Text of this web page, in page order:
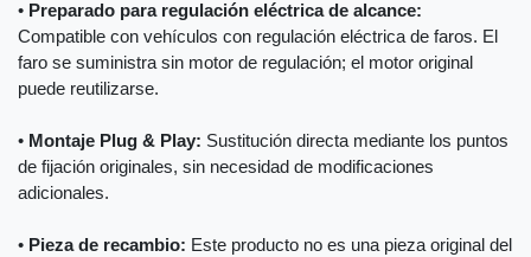
• Preparado para regulación eléctrica de alcance:
Compatible con vehículos con regulación eléctrica de faros. El
faro se suministra sin motor de regulación; el motor original
puede reutilizarse.
• Montaje Plug & Play: Sustitución directa mediante los puntos
de fijación originales, sin necesidad de modificaciones
adicionales.
• Pieza de recambio: Este producto no es una pieza original del